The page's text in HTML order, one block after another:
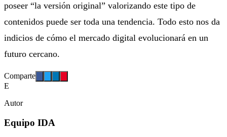
poseer “la versión original” valorizando este tipo de
contenidos puede ser toda una tendencia. Todo esto nos da
indicios de cómo el mercado digital evolucionará en un
futuro cercano.
Comparte
E
Autor
Equipo IDA